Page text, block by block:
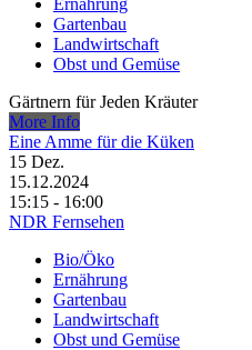
Gartenbau
Landwirtschaft
Obst und Gemüse
Gärtnern für Jeden Kräuter
More Info
Eine Amme für die Küken
15 Dez.
15.12.2024
15:15 - 16:00
NDR Fernsehen
Bio/Öko
Ernährung
Gartenbau
Landwirtschaft
Obst und Gemüse